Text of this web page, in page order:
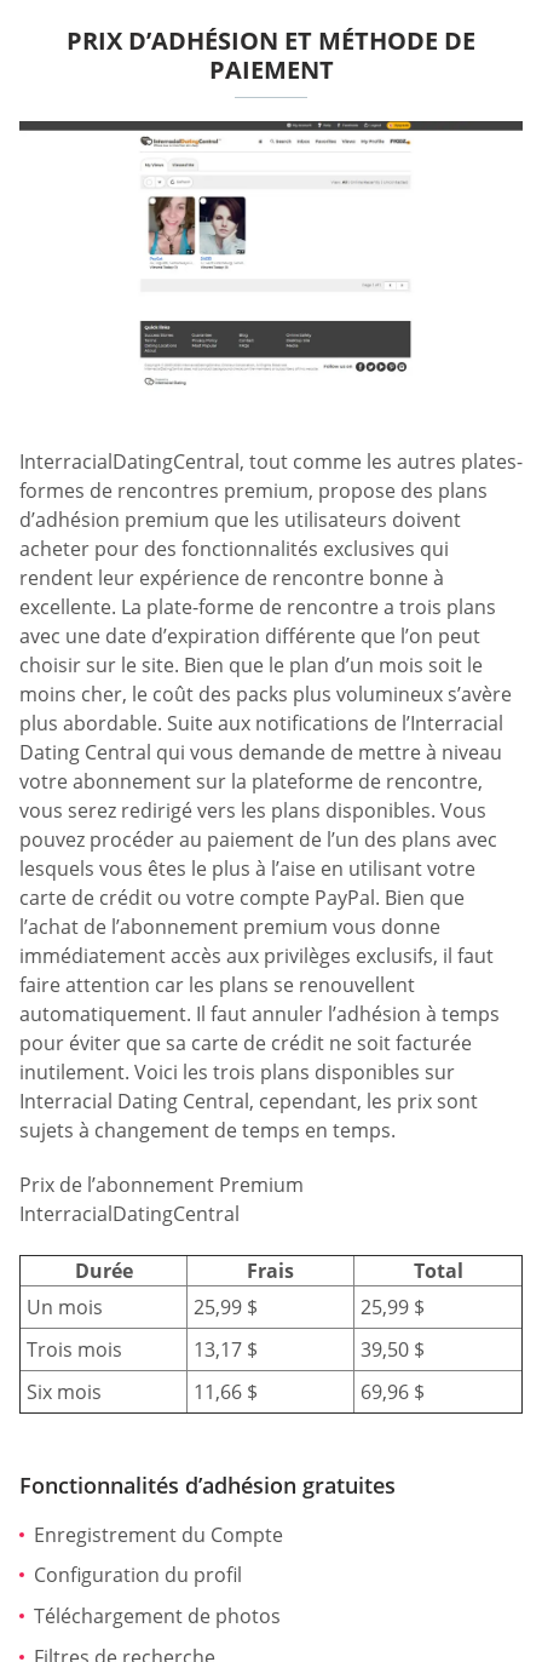
PRIX D’ADHÉSION ET MÉTHODE DE
PAIEMENT
InterracialDatingCentral, tout comme les autres plates-
formes de rencontres premium, propose des plans
d’adhésion premium que les utilisateurs doivent
acheter pour des fonctionnalités exclusives qui
rendent leur expérience de rencontre bonne à
excellente. La plate-forme de rencontre a trois plans
avec une date d’expiration différente que l’on peut
choisir sur le site. Bien que le plan d’un mois soit le
moins cher, le coût des packs plus volumineux s’avère
plus abordable. Suite aux notifications de l’Interracial
Dating Central qui vous demande de mettre à niveau
votre abonnement sur la plateforme de rencontre,
vous serez redirigé vers les plans disponibles. Vous
pouvez procéder au paiement de l’un des plans avec
lesquels vous êtes le plus à l’aise en utilisant votre
carte de crédit ou votre compte PayPal. Bien que
l’achat de l’abonnement premium vous donne
immédiatement accès aux privilèges exclusifs, il faut
faire attention car les plans se renouvellent
automatiquement. Il faut annuler l’adhésion à temps
pour éviter que sa carte de crédit ne soit facturée
inutilement. Voici les trois plans disponibles sur
Interracial Dating Central, cependant, les prix sont
sujets à changement de temps en temps.
Prix de l’abonnement Premium
InterracialDatingCentral
Durée Frais
Total
Un mois
25,99 $
25,99 $
Trois mois
13,17 $
39,50 $
Six mois
11,66 $ 69,96 $
Fonctionnalités d’adhésion gratuites
Enregistrement du Compte
Configuration du profil
Téléchargement de photos
Filtres de recherche